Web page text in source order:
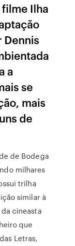
Ilha
a
se
mais
de
de Bodega
milhares
trilha
similar à
cineasta
que
Letras,